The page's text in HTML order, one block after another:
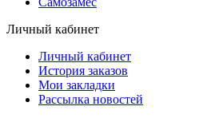
Личный кабинет
Личный кабинет
История заказов
Мои закладки
Рассылка новостей